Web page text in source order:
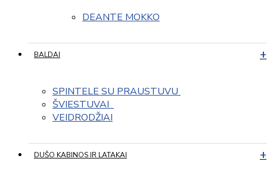
DEANTE MOKKO
BALDAI
SPINTELE SU PRAUSTUVU
ŠVIESTUVAI
VEIDRODŽIAI
DUŠO KABINOS IR LATAKAI